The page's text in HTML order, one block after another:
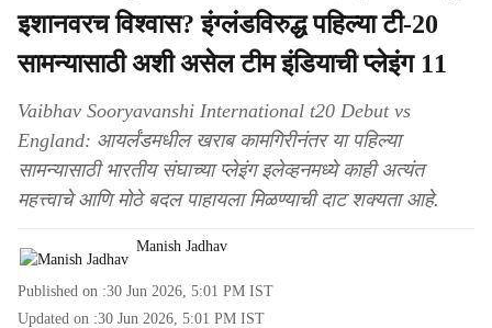
इशानवरच विश्वास? इंग्लंडविरुद्ध पहिल्या टी-20
सामन्यासाठी अशी असेल टीम इंडियाची प्लेइंग 11
Vaibhav Sooryavanshi International t20 Debut vs
England: आयर्लंडमधील खराब कामगिरीनंतर या पहिल्या
सामन्यासाठी भारतीय संघाच्या प्लेइंग इलेव्हनमध्ये काही अत्यंत
महत्त्वाचे आणि मोठे बदल पाहायला मिळण्याची दाट शक्यता आहे.
Manish Jadhav
Published on :30 Jun 2026, 5:01 PM IST
Updated on :30 Jun 2026, 5:01 PM IST